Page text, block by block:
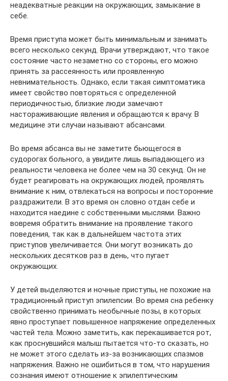
неадекватные реакции на окружающих, замыкание в
себе.
Время приступа может быть минимальным и занимать
всего несколько секунд. Врачи утверждают, что такое
состояние часто незаметно со стороны, его можно
принять за рассеянность или проявленную
невнимательность. Однако, если такая симптоматика
имеет свойство повторяться с определенной
периодичностью, близкие люди замечают
настораживающие явления и обращаются к врачу. В
медицине эти случаи называют абсансами.
Во время абсанса вы не заметите бьющегося в
судорогах больного, а увидите лишь выпадающего из
реальности человека не более чем на 30 секунд. Он не
будет реагировать на окружающих людей, проявлять
внимание к ним, отвлекаться на вопросы и посторонние
раздражители. В это время он словно отдан себе и
находится наедине с собственными мыслями. Важно
вовремя обратить внимание на проявление такого
поведения, так как в дальнейшем частота этих
приступов увеличивается. Они могут возникать до
нескольких десятков раз в день, что пугает
окружающих.
У детей выделяются и ночные приступы, не похожие на
традиционный приступ эпилепсии. Во время сна ребенку
свойственно принимать необычные позы, в которых
явно проступает повышенное напряжение определенных
частей тела. Можно заметить, как перекашивается рот,
как проснувшийся малыш пытается что-то сказать, но
не может этого сделать из-за возникающих спазмов
напряжения. Важно не ошибиться в том, что нарушения
сознания имеют отношение к эпилептическим